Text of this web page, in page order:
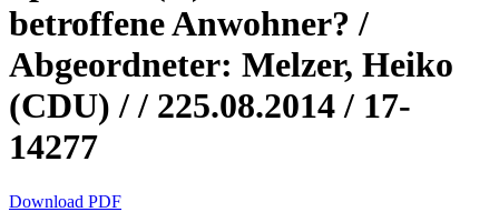
betroffene Anwohner? /
Abgeordneter: Melzer, Heiko
(CDU) / / 225.08.2014 / 17-
14277
Download PDF